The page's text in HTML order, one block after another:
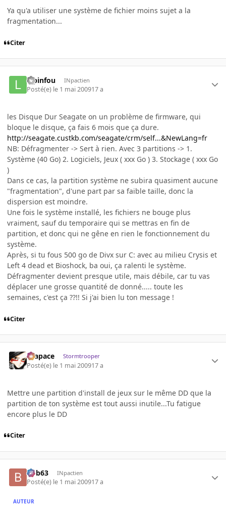
Ya qu'a utiliser une système de fichier moins sujet a la
fragmentation...
Citer
lapinfou INpactien
Posté(e) le 1 mai 200917 a
les Disque Dur Seagate on un problème de firmware, qui
bloque le disque, ça fais 6 mois que ça dure.
http://seagate.custkb.com/seagate/crm/self...&NewLang=fr
NB: Défragmenter -> Sert à rien. Avec 3 partitions -> 1.
Système (40 Go) 2. Logiciels, Jeux ( xxx Go ) 3. Stockage ( xxx Go
)
Dans ce cas, la partition système ne subira quasiment aucune
"fragmentation", d'une part par sa faible taille, donc la
dispersion est moindre.
Une fois le système installé, les fichiers ne bouge plus
vraiment, sauf du temporaire qui se mettras en fin de
partition, et donc qui ne gêne en rien le fonctionnement du
système.
Après, si tu fous 500 go de Divx sur C: avec au milieu Crysis et
Left 4 dead et Bioshock, ba oui, ça ralenti le système.
Défragmenter devient presque utile, mais débile, car tu vas
déplacer une grosse quantité de donné..... toute les
semaines, c'est ça ??!! Si j'ai bien lu ton message !
Citer
Krapace Stormtrooper
Posté(e) le 1 mai 200917 a
Mettre une partition d'install de jeux sur le même DD que la
partition de ton système est tout aussi inutile...Tu fatigue
encore plus le DD
Citer
bob63 INpactien
Posté(e) le 1 mai 200917 a
AUTEUR